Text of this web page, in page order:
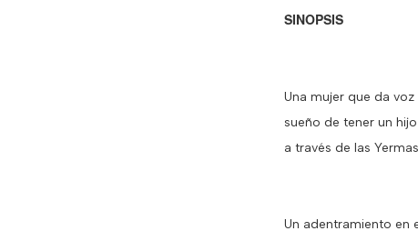
SINOPSIS
Una mujer que da
sueño de tener un
a través de las
Un adentramiento en